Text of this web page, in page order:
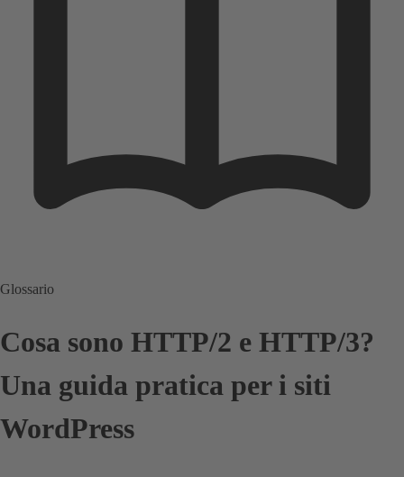
Glossario
Cosa sono HTTP/2 e HTTP/3?
Una guida pratica per i siti
WordPress